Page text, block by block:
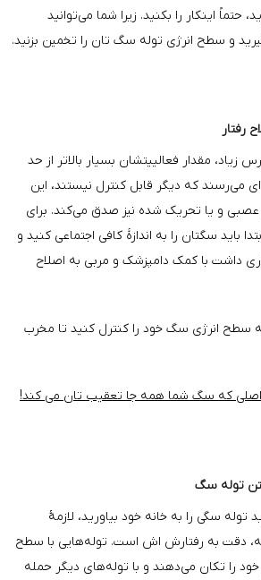
حتماً اینکار را بکنید. زیرا شما می‌توانید
و سطح انرژی توله‌ سگ تان را تخمین بزنید.
رفتار
مقدار فعالییتشان بسیار بالاتر از حد
می‌رسند که دیگر قابل کنترل نیستند، این
و یا تحریک شده نیز صدق می‌کند. برای
باید سگتان را به اندازهٔ کافی اجتماعی کنید و
داشت با کمک دامپزشک و مربی به اصلاح
سطح انرژی سگ خود را کنترل کنید تا مخرب
توله سگ
سگی را به خانه خود بیاورید، لازمهٔ
دقت به رفتارش اش است. توله‌هایی با سطح
خود را تکان می‌دهند و با توله‌های دیگر حمله